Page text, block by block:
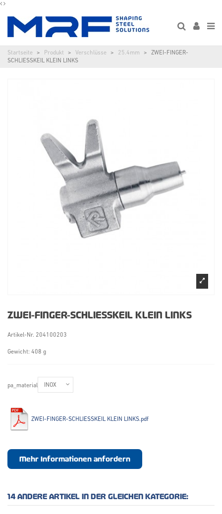
Startseite Produkt Verschlüsse 25.4mm
ZWEI-FINGER-
SCHLIESSKEIL KLEIN LINKS
ZWEI-FINGER-SCHLIESSKEIL KLEIN LINKS
Artikel-Nr. 204100203
Gewicht: 408 g
pa_material
ZWEI-FINGER-SCHLIESSKEIL KLEIN LINKS.pdf
Mehr Informationen anfordern
14 ANDERE ARTIKEL IN DER GLEICHEN KATEGORIE: